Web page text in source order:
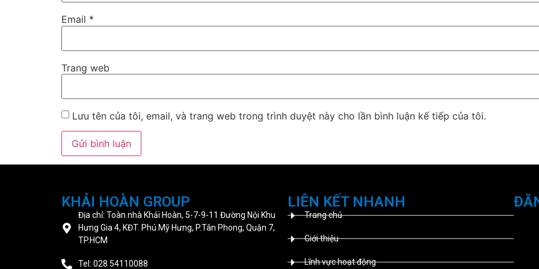
Email *
Trang web
Lưu tên của tôi, email, và trang web trong trình duyệt này cho lần bình luận kế tiếp của tôi.
KHẢI HOÀN GROUP
Địa chỉ: Toàn nhà Khải Hoàn, 5-7-9-11 Đường Nội Khu
Hưng Gia 4, KĐT. Phú Mỹ Hưng, P.Tân Phong, Quận 7,
TP.HCM
Tel: 028 54110088
LIÊN KẾT NHANH
Trang chủ
Giới thiệu
Lĩnh vực hoạt động